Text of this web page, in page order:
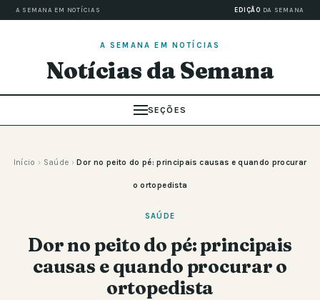
A SEMANA EM NOTÍCIAS EDIÇÃO DA SEMANA
A SEMANA EM NOTÍCIAS
Notícias da Semana
SEÇÕES
Início › Saúde › Dor no peito do pé: principais causas e quando procurar
o ortopedista
SAÚDE
Dor no peito do pé: principais
causas e quando procurar o
ortopedista